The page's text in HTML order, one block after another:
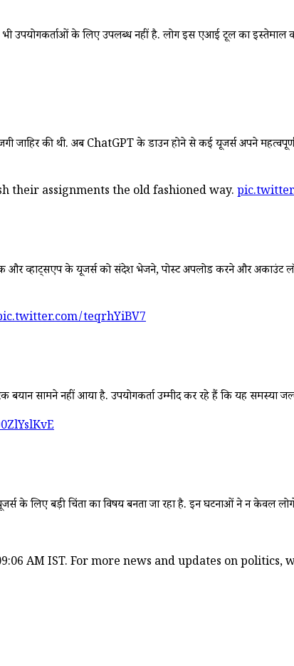
के लिए उपलब्ध नहीं है. लोग इस एआई टूल का इस्तेमाल
जाहिर की थी. अब ChatGPT के डाउन होने से कई यूजर्स अपने
their assignments the old fashioned way.
व्हाट्सएप के यूजर्स को संदेश भेजने, पोस्ट अपलोड करने और
teqrhYiBV7
सामने नहीं आया है. उपयोगकर्ता उम्मीद कर रहे हैं कि यह समस्या
के लिए बड़ी चिंता का विषय बनता जा रहा है. इन घटनाओं ने न केवल
AM IST. For more news and updates on